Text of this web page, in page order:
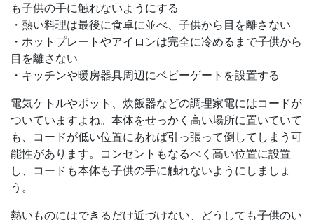
も子供の手に触れないようにする
・熱い料理は最後に食卓に並べ、子供から目を離さない
・ホットプレートやアイロンは完全に冷めるまで子供から
目を離さない
・キッチンや暖房器具周辺にベビーゲートを設置する
電気ケトルやポット、炊飯器などの調理家電にはコードが
ついていますよね。本体をせっかく高い場所に置いていて
も、コードが低い位置にあれば引っ張って倒してしまう可
能性があります。コンセントもなるべく高い位置に設置
し、コードも本体も子供の手に触れないようにしましょ
う。
熱いものにはできるだけ近づけない、どうしても子供のい